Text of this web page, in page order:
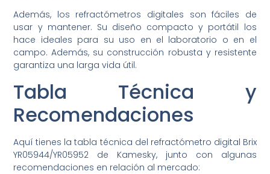
Además, los refractómetros digitales son fáciles de
usar y mantener. Su diseño compacto y portátil los
hace ideales para su uso en el laboratorio o en el
campo. Además, su construcción robusta y resistente
garantiza una larga vida útil.
Tabla Técnica y
Recomendaciones
Aquí tienes la tabla técnica del refractómetro digital Brix
YR05944/YR05952 de Kamesky, junto con algunas
recomendaciones en relación al mercado: